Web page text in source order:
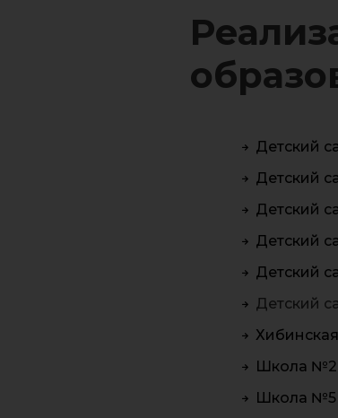
Детский
Детский
Детский
Детский
Детский
Детский
Школа №2
Школа №5